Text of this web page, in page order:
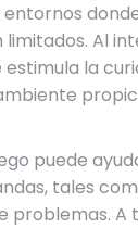
Al
estimula la
puede
tales
problemas. A